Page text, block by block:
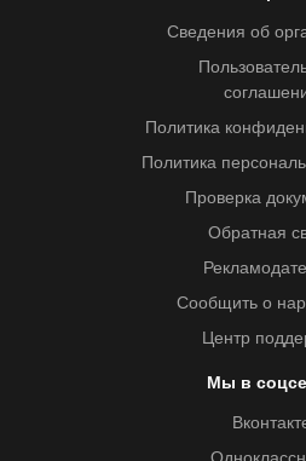
Сведения об
Политика
Политика
Проверка
Обратная
Сообщить о
Центр
Мы в